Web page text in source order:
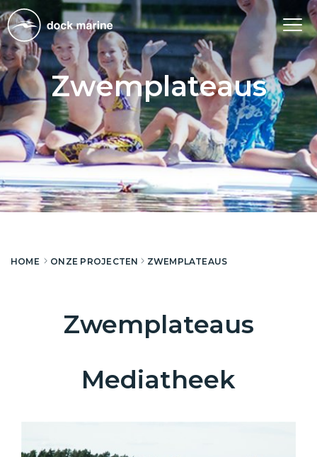
Zwemplateaus
HOME ONZE PROJECTEN ZWEMPLATEAUS
Zwemplateaus
Mediatheek